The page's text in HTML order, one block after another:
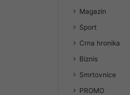
Magazin
Sport
Crna hronika
Biznis
Smrtovnice
PROMO